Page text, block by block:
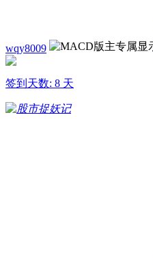
wqy8009
签到天数: 8 天